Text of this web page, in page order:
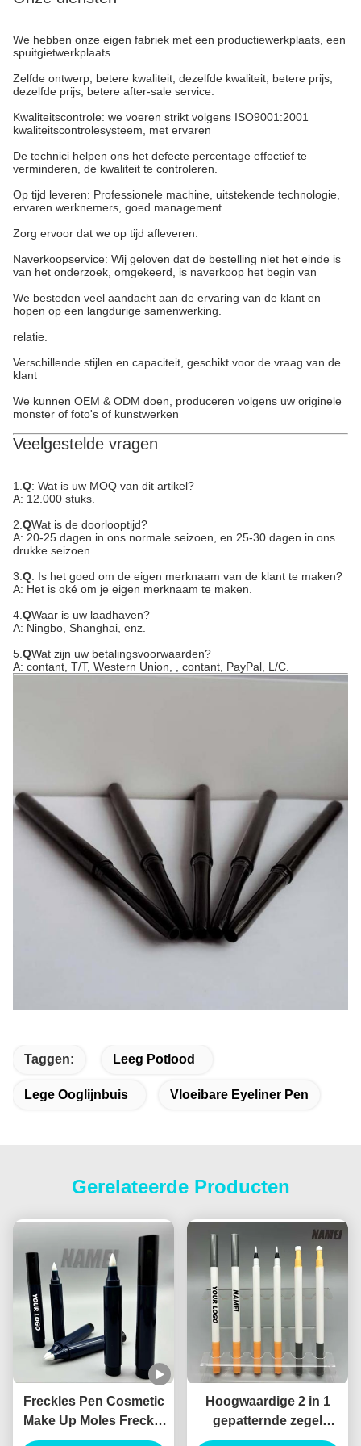
We hebben onze eigen fabriek met een productiewerkplaats, een
spuitgietwerkplaats.
Zelfde ontwerp, betere kwaliteit, dezelfde kwaliteit, betere prijs,
dezelfde prijs, betere after-sale service.
Kwaliteitscontrole: we voeren strikt volgens ISO9001:2001
kwaliteitscontrolesysteem, met ervaren
De technici helpen ons het defecte percentage effectief te
verminderen, de kwaliteit te controleren.
Op tijd leveren: Professionele machine, uitstekende technologie,
ervaren werknemers, goed management
Zorg ervoor dat we op tijd afleveren.
Naverkoopservice: Wij geloven dat de bestelling niet het einde is
van het onderzoek, omgekeerd, is naverkoop het begin van
We besteden veel aandacht aan de ervaring van de klant en
hopen op een langdurige samenwerking.
relatie.
Verschillende stijlen en capaciteit, geschikt voor de vraag van de
klant
We kunnen OEM & ODM doen, produceren volgens uw originele
monster of foto's of kunstwerken
Veelgestelde vragen
1. Q: Wat is uw MOQ van dit artikel?
A: 12.000 stuks.
2. QWat is de doorlooptijd?
A: 20-25 dagen in ons normale seizoen, en 25-30 dagen in ons
drukke seizoen.
3. Q: Is het goed om de eigen merknaam van de klant te maken?
A: Het is oké om je eigen merknaam te maken.
4. QWaar is uw laadhaven?
A: Ningbo, Shanghai, enz.
5. QWat zijn uw betalingsvoorwaarden?
A: contant, T/T, Western Union, , contant, PayPal, L/C.
Taggen: Leeg Potlood
Lege Ooglijnbuis Vloeibare Eyeliner Pen
Gerelateerde Producten
Freckles Pen Cosmetic
Make Up Moles Freckle
Pen Custom Logo OEM
Hoogwaardige 2 in 1
gepatternde zegel
eyeliner vloeibare